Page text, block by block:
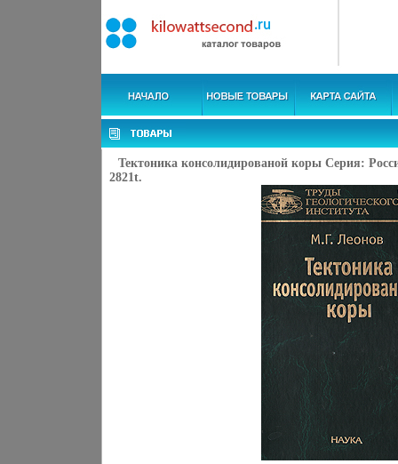
Тектоника консолидированой коры Серия:
2821t.